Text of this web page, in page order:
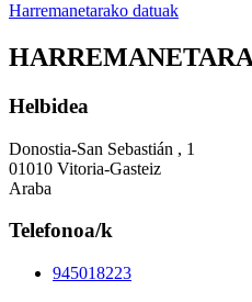
Harremanetarako datuak
Helbidea
Donostia-San Sebastián , 1
01010 Vitoria-Gasteiz
Araba
Telefonoa/k
945018223